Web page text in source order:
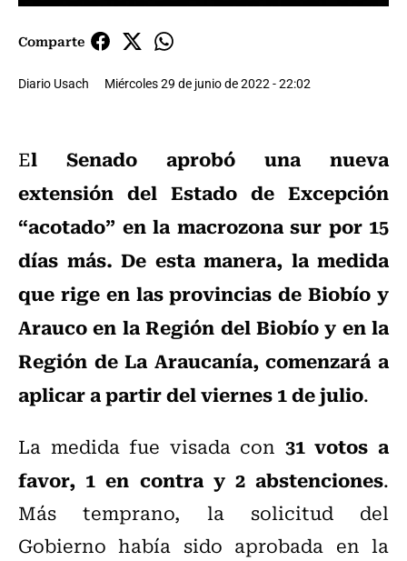
Comparte
Diario Usach Miércoles 29 de junio de 2022 - 22:02
El Senado aprobó una nueva
extensión del Estado de Excepción
“acotado” en la macrozona sur por 15
días más. De esta manera, la medida
que rige en las provincias de Biobío y
Arauco en la Región del Biobío y en la
Región de La Araucanía, comenzará a
aplicar a partir del viernes 1 de julio.
La medida fue visada con 31 votos a
favor, 1 en contra y 2 abstenciones.
Más temprano, la solicitud del
Gobierno había sido aprobada en la